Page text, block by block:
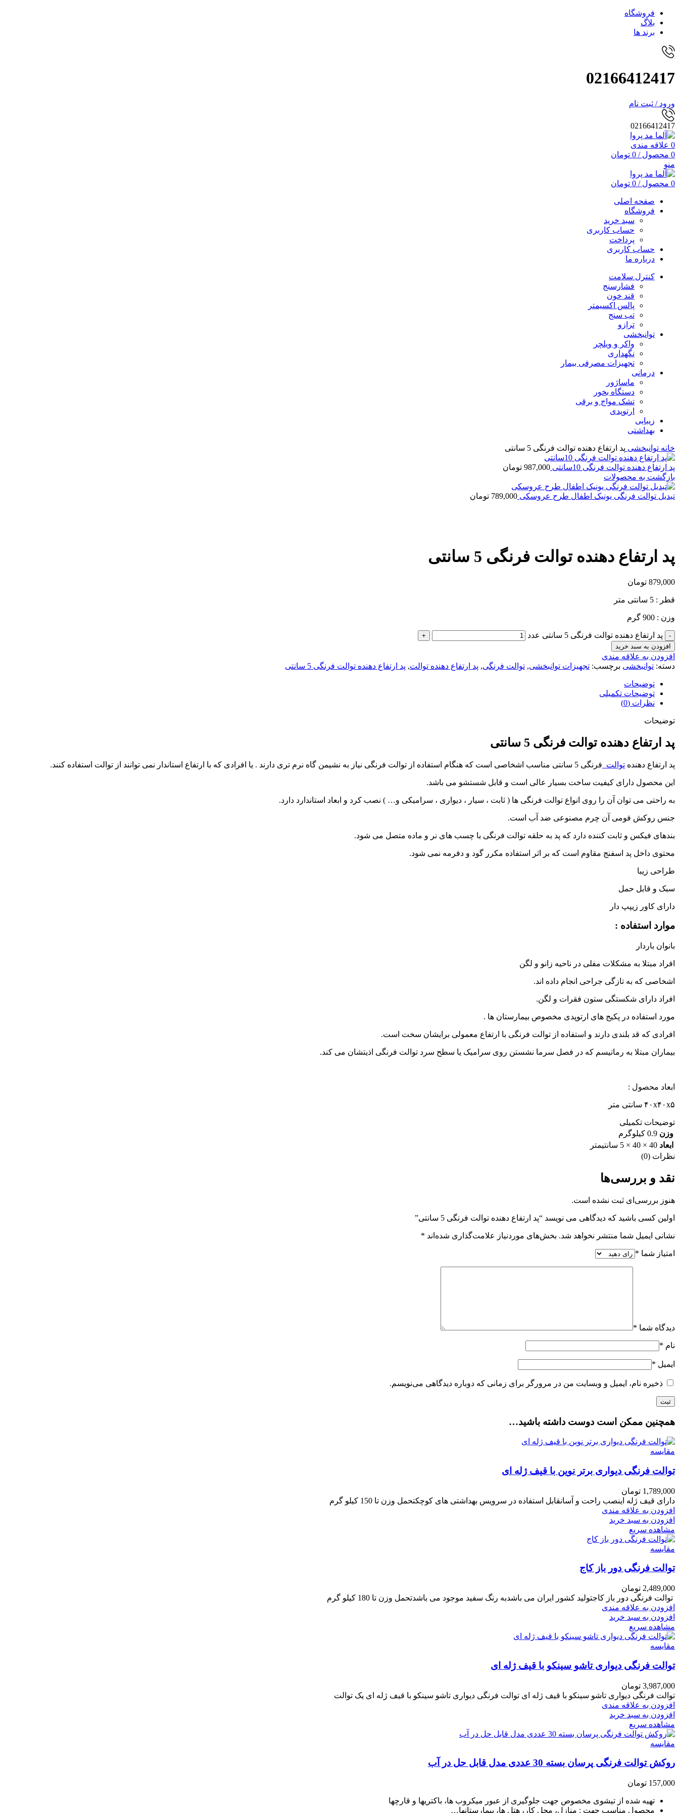
فروشگاه
بلاگ
برند ها
02166412417
ورود / ثبت نام
02166412417
0 علاقه مندی
0 محصول /
0 تومان
منو
0 محصول /
0 تومان
صفحه اصلی
فروشگاه
سبد خرید
حساب کاربری
پرداخت
حساب کاربری
درباره ما
کنترل سلامت
فشارسنج
قند خون
پالس اکسیمتر
تب سنج
ترازو
توانبخشی
واکر و ویلچر
نگهداری
تجهیزات مصرفی بیمار
درمانی
ماساژور
دستگاه بخور
تشک مواج و برقی
ارتوپدی
زیبایی
بهداشتی
خانه توانبخشی پد ارتفاع دهنده توالت فرنگی 5 سانتی
پد ارتفاع دهنده توالت فرنگی 10سانتی 987,000 تومان
بازگشت به محصولات
تبدیل توالت فرنگی یونیک اطفال طرح عروسکی 789,000 تومان
پد ارتفاع دهنده توالت فرنگی 5 سانتی
879,000 تومان
قطر : 5 سانتی متر
وزن : 900 گرم
پد ارتفاع دهنده توالت فرنگی 5 سانتی عدد
افزودن به سبد خرید
افزودن به علاقه مندی
دسته: توانبخشی برچسب: تجهیزات توانبخشی, توالت فرنگی, پد ارتفاع دهنده توالت, پد ارتفاع دهنده توالت فرنگی 5 سانتی
توضیحات
توضیحات تکمیلی
نظرات (0)
توضیحات
پد ارتفاع دهنده توالت فرنگی 5 سانتی
پد ارتفاع دهنده توالت فرنگی 5 سانتی مناسب اشخاصی است که هنگام استفاده از توالت فرنگی نیاز به نشیمن گاه نرم تری دارند . یا افرادی که با ارتفاع استاندار نمی توانند از توالت استفاده کنند.
این محصول دارای کیفیت ساخت بسیار عالی است و قابل شستشو می باشد.
به راحتی می توان آن را روی انواع توالت فرنگی ها ( ثابت ، سیار ، دیواری ، سرامیکی و… ) نصب کرد و ابعاد استاندارد دارد.
جنس روکش فومی آن چرم مصنوعی ضد آب است.
بندهای فیکس و ثابت کننده دارد که پد به حلقه توالت فرنگی با چسب های نر و ماده متصل می شود.
محتوی داخل پد اسفنج مقاوم است که بر اثر استفاده مکرر گود و دفرمه نمی شود.
طراحی زیبا
سبک و قابل حمل
دارای کاور زیپپ دار
موارد استفاده :
بانوان باردار
افراد مبتلا به مشکلات مفلی در ناحیه زانو و لگن
اشخاصی که به تازگی جراحی انجام داده اند.
افراد دارای شکستگی ستون فقرات و لگن.
مورد استفاده در پکیج های ارتوپدی مخصوص بیمارستان ها .
افرادی که قد بلندی دارند و استفاده از توالت فرنگی با ارتفاع معمولی برایشان سخت است.
بیماران مبتلا به رماتیسم که در فصل سرما نشستن روی سرامیک یا سطح سرد توالت فرنگی اذیتشان می کند.
ابعاد محصول :
۴۰x۴۰x۵ سانتی‌ متر
توضیحات تکمیلی
وزن 0.9 کیلوگرم
ابعاد 40 × 40 × 5 سانتیمتر
نظرات (0)
نقد و بررسی‌ها
هنوز بررسی‌ای ثبت نشده است.
اولین کسی باشید که دیدگاهی می نویسد “پد ارتفاع دهنده توالت فرنگی 5 سانتی”
نشانی ایمیل شما منتشر نخواهد شد. بخش‌های موردنیاز علامت‌گذاری شده‌اند *
امتیاز شما *
دیدگاه شما *
نام *
ایمیل *
ذخیره نام، ایمیل و وبسایت من در مرورگر برای زمانی که دوباره دیدگاهی می‌نویسم.
همچنین ممکن است دوست داشته باشید…
مقایسه
توالت فرنگی دیواری برتر نوین با قیف ژله ای
1,789,000 تومان
دارای قیف ژله اینصب راحت و آسانقابل استفاده در سرویس بهداشتی های کوچکتحمل وزن تا 150 کیلو گرم
افزودن به علاقه مندی
افزودن به سبد خرید
مشاهده سریع
مقایسه
توالت فرنگی دور باز کاج
2,489,000 تومان
توالت فرنگی دور باز کاجتولید کشور ایران می باشدبه رنگ سفید موجود می باشدتحمل وزن تا 180 کیلو گرم
افزودن به علاقه مندی
افزودن به سبد خرید
مشاهده سریع
مقایسه
توالت فرنگی دیواری تاشو سینکو با قیف ژله ای
3,987,000 تومان
توالت فرنگی دیواری تاشو سینکو با قیف ژله ای توالت فرنگی دیواری تاشو سینکو با قیف ژله ای یک توالت
افزودن به علاقه مندی
افزودن به سبد خرید
مشاهده سریع
مقایسه
روکش توالت فرنگی پرسان بسته 30 عددی مدل قابل حل در آب
157,000 تومان
تهیه شده از تیشوی مخصوص جهت جلوگیری از عبور میکروب ها، باکتریها و قارچها
محصول مناسب جهت : منازل، محل کار، هتل ها، بیمارستانها…